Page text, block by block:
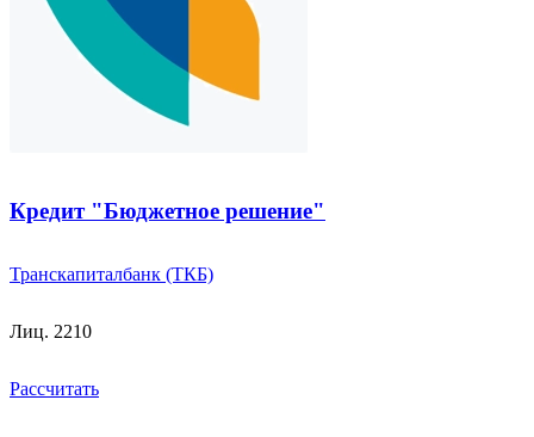
Кредит "Бюджетное решение"
Транскапиталбанк (ТКБ)
Лиц. 2210
Рассчитать